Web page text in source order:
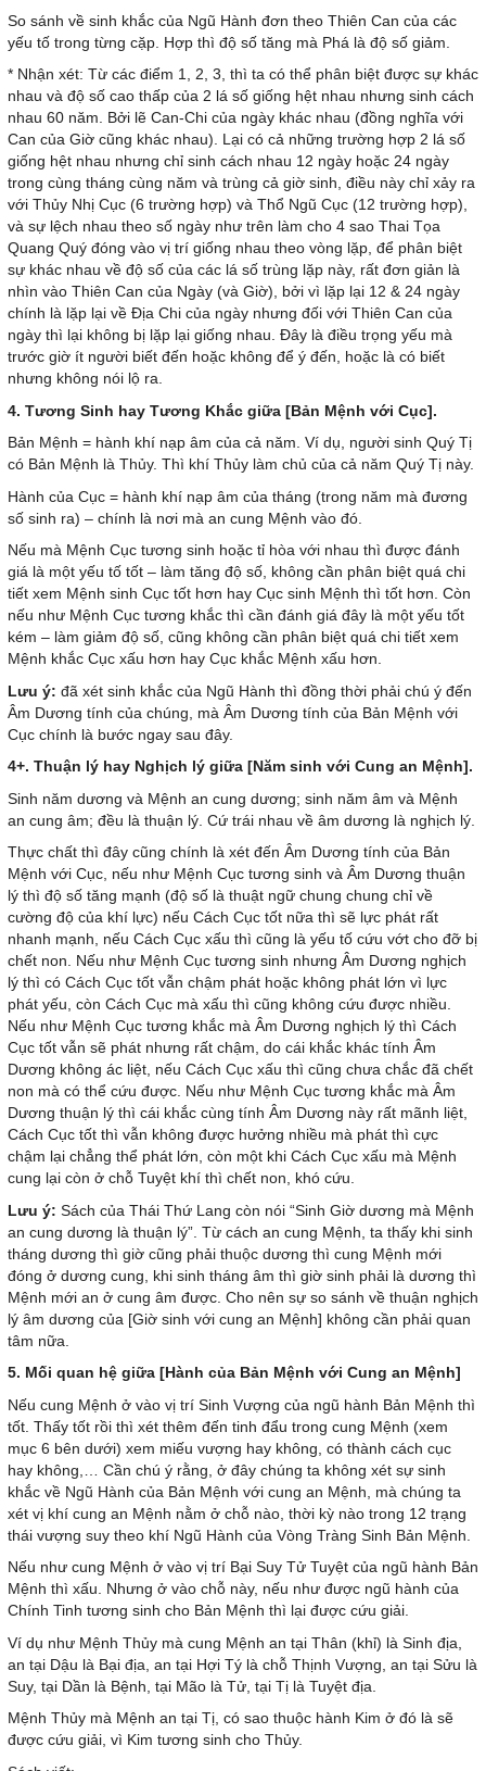
So sánh về sinh khắc của Ngũ Hành đơn theo Thiên Can của các
yếu tố trong từng cặp. Hợp thì độ số tăng mà Phá là độ số giảm.
* Nhận xét: Từ các điểm 1, 2, 3, thì ta có thể phân biệt được sự khác
nhau và độ số cao thấp của 2 lá số giống hệt nhau nhưng sinh cách
nhau 60 năm. Bởi lẽ Can-Chi của ngày khác nhau (đồng nghĩa với
Can của Giờ cũng khác nhau). Lại có cả những trường hợp 2 lá số
giống hệt nhau nhưng chỉ sinh cách nhau 12 ngày hoặc 24 ngày
trong cùng tháng cùng năm và trùng cả giờ sinh, điều này chỉ xảy ra
với Thủy Nhị Cục (6 trường hợp) và Thổ Ngũ Cục (12 trường hợp),
và sự lệch nhau theo số ngày như trên làm cho 4 sao Thai Tọa
Quang Quý đóng vào vị trí giống nhau theo vòng lặp, để phân biệt
sự khác nhau về độ số của các lá số trùng lặp này, rất đơn giản là
nhìn vào Thiên Can của Ngày (và Giờ), bởi vì lặp lại 12 & 24 ngày
chính là lặp lại về Địa Chi của ngày nhưng đối với Thiên Can của
ngày thì lại không bị lặp lại giống nhau. Đây là điều trọng yếu mà
trước giờ ít người biết đến hoặc không để ý đến, hoặc là có biết
nhưng không nói lộ ra.
4. Tương Sinh hay Tương Khắc giữa [Bản Mệnh với Cục].
Bản Mệnh = hành khí nạp âm của cả năm. Ví dụ, người sinh Quý Tị
có Bản Mệnh là Thủy. Thì khí Thủy làm chủ của cả năm Quý Tị này.
Hành của Cục = hành khí nạp âm của tháng (trong năm mà đương
số sinh ra) – chính là nơi mà an cung Mệnh vào đó.
Nếu mà Mệnh Cục tương sinh hoặc tỉ hòa với nhau thì được đánh
giá là một yếu tố tốt – làm tăng độ số, không cần phân biệt quá chi
tiết xem Mệnh sinh Cục tốt hơn hay Cục sinh Mệnh thì tốt hơn. Còn
nếu như Mệnh Cục tương khắc thì cần đánh giá đây là một yếu tốt
kém – làm giảm độ số, cũng không cần phân biệt quá chi tiết xem
Mệnh khắc Cục xấu hơn hay Cục khắc Mệnh xấu hơn.
Lưu ý: đã xét sinh khắc của Ngũ Hành thì đồng thời phải chú ý đến
Âm Dương tính của chúng, mà Âm Dương tính của Bản Mệnh với
Cục chính là bước ngay sau đây.
4+. Thuận lý hay Nghịch lý giữa [Năm sinh với Cung an Mệnh].
Sinh năm dương và Mệnh an cung dương; sinh năm âm và Mệnh
an cung âm; đều là thuận lý. Cứ trái nhau về âm dương là nghịch lý.
Thực chất thì đây cũng chính là xét đến Âm Dương tính của Bản
Mệnh với Cục, nếu như Mệnh Cục tương sinh và Âm Dương thuận
lý thì độ số tăng mạnh (độ số là thuật ngữ chung chung chỉ về
cường độ của khí lực) nếu Cách Cục tốt nữa thì sẽ lực phát rất
nhanh mạnh, nếu Cách Cục xấu thì cũng là yếu tố cứu vớt cho đỡ bị
chết non. Nếu như Mệnh Cục tương sinh nhưng Âm Dương nghịch
lý thì có Cách Cục tốt vẫn chậm phát hoặc không phát lớn vì lực
phát yếu, còn Cách Cục mà xấu thì cũng không cứu được nhiều.
Nếu như Mệnh Cục tương khắc mà Âm Dương nghịch lý thì Cách
Cục tốt vẫn sẽ phát nhưng rất chậm, do cái khắc khác tính Âm
Dương không ác liệt, nếu Cách Cục xấu thì cũng chưa chắc đã chết
non mà có thể cứu được. Nếu như Mệnh Cục tương khắc mà Âm
Dương thuận lý thì cái khắc cùng tính Âm Dương này rất mãnh liệt,
Cách Cục tốt thì vẫn không được hưởng nhiều mà phát thì cực
chậm lại chẳng thể phát lớn, còn một khi Cách Cục xấu mà Mệnh
cung lại còn ở chỗ Tuyệt khí thì chết non, khó cứu.
Lưu ý: Sách của Thái Thứ Lang còn nói “Sinh Giờ dương mà Mệnh
an cung dương là thuận lý”. Từ cách an cung Mệnh, ta thấy khi sinh
tháng dương thì giờ cũng phải thuộc dương thì cung Mệnh mới
đóng ở dương cung, khi sinh tháng âm thì giờ sinh phải là dương thì
Mệnh mới an ở cung âm được. Cho nên sự so sánh về thuận nghịch
lý âm dương của [Giờ sinh với cung an Mệnh] không cần phải quan
tâm nữa.
5. Mối quan hệ giữa [Hành của Bản Mệnh với Cung an Mệnh]
Nếu cung Mệnh ở vào vị trí Sinh Vượng của ngũ hành Bản Mệnh thì
tốt. Thấy tốt rồi thì xét thêm đến tinh đẩu trong cung Mệnh (xem
mục 6 bên dưới) xem miếu vượng hay không, có thành cách cục
hay không,… Cần chú ý rằng, ở đây chúng ta không xét sự sinh
khắc về Ngũ Hành của Bản Mệnh với cung an Mệnh, mà chúng ta
xét vị khí cung an Mệnh nằm ở chỗ nào, thời kỳ nào trong 12 trạng
thái vượng suy theo khí Ngũ Hành của Vòng Tràng Sinh Bản Mệnh.
Nếu như cung Mệnh ở vào vị trí Bại Suy Tử Tuyệt của ngũ hành Bản
Mệnh thì xấu. Nhưng ở vào chỗ này, nếu như được ngũ hành của
Chính Tinh tương sinh cho Bản Mệnh thì lại được cứu giải.
Ví dụ như Mệnh Thủy mà cung Mệnh an tại Thân (khỉ) là Sinh địa,
an tại Dậu là Bại địa, an tại Hợi Tý là chỗ Thịnh Vượng, an tại Sửu là
Suy, tại Dần là Bệnh, tại Mão là Tử, tại Tị là Tuyệt địa.
Mệnh Thủy mà Mệnh an tại Tị, có sao thuộc hành Kim ở đó là sẽ
được cứu giải, vì Kim tương sinh cho Thủy.